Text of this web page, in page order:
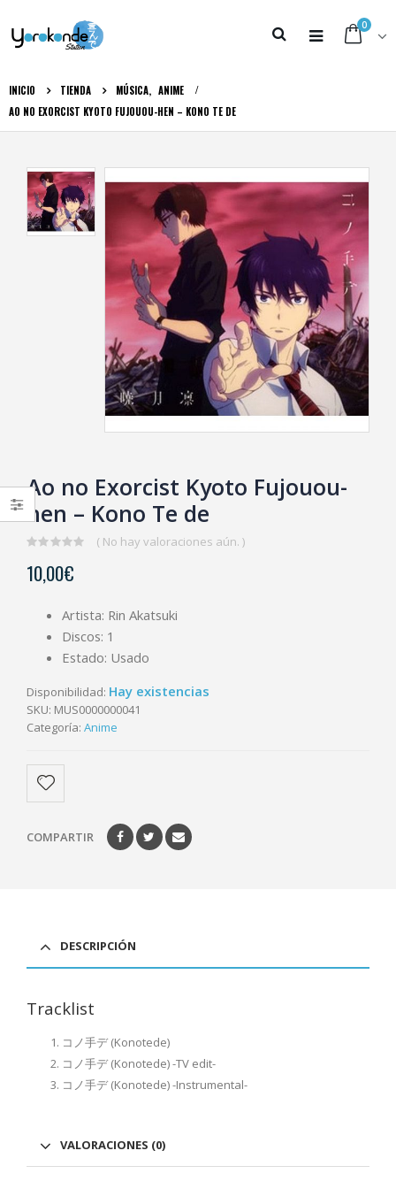
0
INICIO TIENDA MÚSICA, ANIME
AO NO EXORCIST KYOTO FUJOUOU-HEN – KONO TE DE
Ao no Exorcist Kyoto Fujouou-
hen – Kono Te de
out
of
( No hay valoraciones aún. )
10,00€
Artista: Rin Akatsuki
Discos: 1
Estado: Usado
Disponibilidad: Hay existencias
SKU: MUS0000000041
Categoría: Anime
COMPARTIR
DESCRIPCIÓN
Tracklist
コノ手デ (Konotede)
コノ手デ (Konotede) -TV edit-
コノ手デ (Konotede) -Instrumental-
VALORACIONES (0)